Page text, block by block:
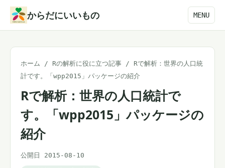
からだにいいもの MENU
ホーム / Rの解析に役に立つ記事 /
Rで解析：世界の人口統
計です。「wpp2015」パッケージの紹介
Rで解析：世界の人口統計で
す。「wpp2015」パッケージの
紹介
公開日 2015-08-10